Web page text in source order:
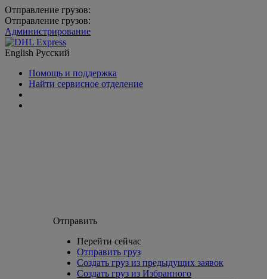
Отправление грузов:
Отправление грузов:
Администрирование
English Русский
Помощь и поддержка
Найти сервисное отделение
Отправить
Перейти сейчас
Отправить груз
Создать груз из предыдущих заявок
Создать груз из Избранного